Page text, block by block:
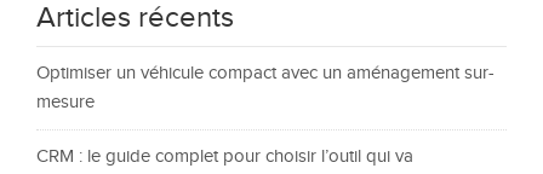
Articles récents
Optimiser un véhicule compact avec un aménagement sur-
mesure
CRM : le guide complet pour choisir l’outil qui va